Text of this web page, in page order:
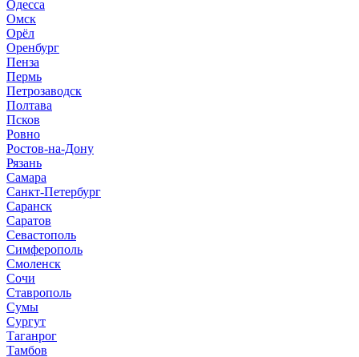
Одесса
Омск
Орёл
Оренбург
Пенза
Пермь
Петрозаводск
Полтава
Псков
Ровно
Ростов-на-Дону
Рязань
Самара
Санкт-Петербург
Саранск
Саратов
Севастополь
Симферополь
Смоленск
Сочи
Ставрополь
Сумы
Сургут
Таганрог
Тамбов